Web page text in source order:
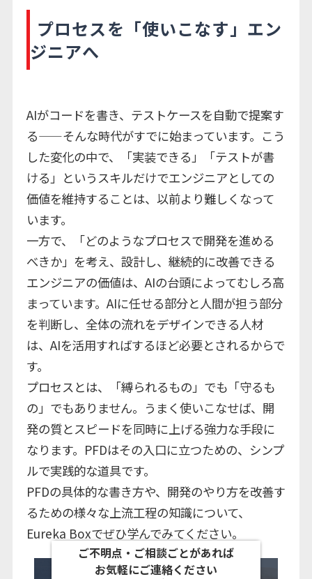
プロセスを「使いこなす」エン
ジニアへ
AIがコードを書き、テストケースを自動で提案す
る——そんな時代がすでに始まっています。こう
した変化の中で、「実装できる」「テストが書
ける」というスキルだけでエンジニアとしての
価値を維持することは、以前より難しくなって
います。
一方で、「どのようなプロセスで開発を進める
べきか」を考え、設計し、継続的に改善できる
エンジニアの価値は、AIの台頭によってむしろ高
まっています。AIに任せる部分と人間が担う部分
を判断し、全体の流れをデザインできる人材
は、AIを活用すればするほど必要とされるからで
す。
プロセスとは、「縛られるもの」でも「守るも
の」でもありません。うまく使いこなせば、開
発の質とスピードを同時に上げる強力な手段に
なります。PFDはその入口に立つための、シンプ
ルで実践的な道具です。
PFDの具体的な書き方や、開発のやり方を改善す
るための様々な上流工程の知識について、
Eureka Boxでぜひ学んでみてください。
ご不明点・ご相談ごとがあれば
お気軽にご連絡ください